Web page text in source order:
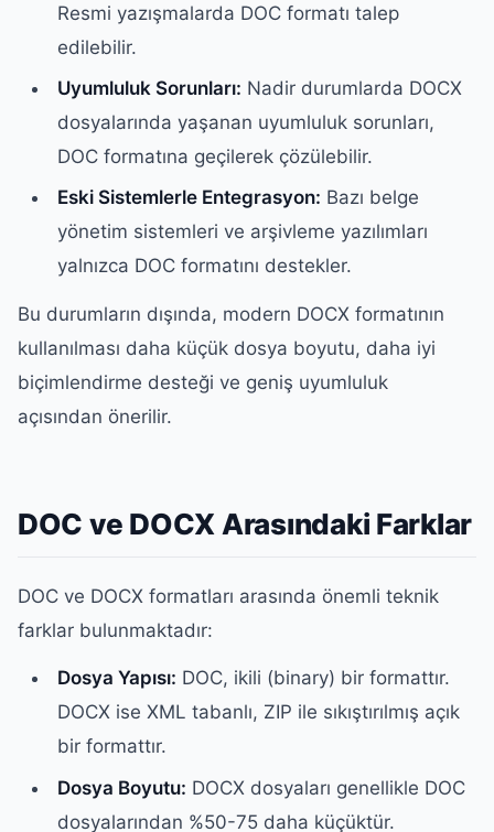
Resmi yazışmalarda DOC formatı talep
edilebilir.
Uyumluluk Sorunları: Nadir durumlarda DOCX
dosyalarında yaşanan uyumluluk sorunları,
DOC formatına geçilerek çözülebilir.
Eski Sistemlerle Entegrasyon: Bazı belge
yönetim sistemleri ve arşivleme yazılımları
yalnızca DOC formatını destekler.
Bu durumların dışında, modern DOCX formatının
kullanılması daha küçük dosya boyutu, daha iyi
biçimlendirme desteği ve geniş uyumluluk
açısından önerilir.
DOC ve DOCX Arasındaki Farklar
DOC ve DOCX formatları arasında önemli teknik
farklar bulunmaktadır:
Dosya Yapısı: DOC, ikili (binary) bir formattır.
DOCX ise XML tabanlı, ZIP ile sıkıştırılmış açık
bir formattır.
Dosya Boyutu: DOCX dosyaları genellikle DOC
dosyalarından %50-75 daha küçüktür.